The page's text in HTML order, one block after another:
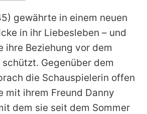
auf Promiflash
Jobs
App runterladen
Team
gewährte in einem neuen
in ihr Liebesleben – und
ihre Beziehung vor dem
Gegenüber dem
die Schauspielerin offen
mit ihrem Freund Danny
dem sie seit dem Sommer